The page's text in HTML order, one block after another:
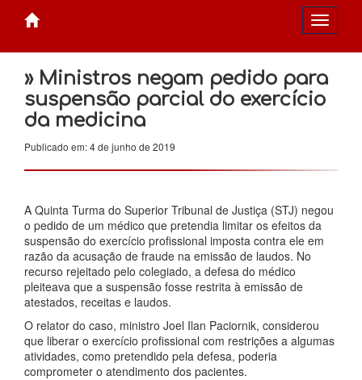
» Ministros negam pedido para
suspensão parcial do exercício
da medicina
Publicado em: 4 de junho de 2019
A Quinta Turma do Superior Tribunal de Justiça (STJ) negou
o pedido de um médico que pretendia limitar os efeitos da
suspensão do exercício profissional imposta contra ele em
razão da acusação de fraude na emissão de laudos. No
recurso rejeitado pelo colegiado, a defesa do médico
pleiteava que a suspensão fosse restrita à emissão de
atestados, receitas e laudos.
O relator do caso, ministro Joel Ilan Paciornik, considerou
que liberar o exercício profissional com restrições a algumas
atividades, como pretendido pela defesa, poderia
comprometer o atendimento dos pacientes.